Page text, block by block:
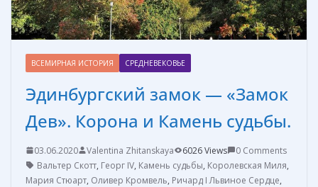
ВСЕМИРНАЯ ИСТОРИЯ СРЕДНЕВЕКОВЬЕ
Эдинбургский замок — «Замок
Дев». Корона и Камень судьбы.
03.06.2020 Valentina Zhitanskaya 6026 Views
0 Comments
Вальтер Скотт, Георг IV, Камень судьбы, Королевская Миля,
Мария Стюарт, Оливер Кромвель, Ричард I Львиное Сердце,